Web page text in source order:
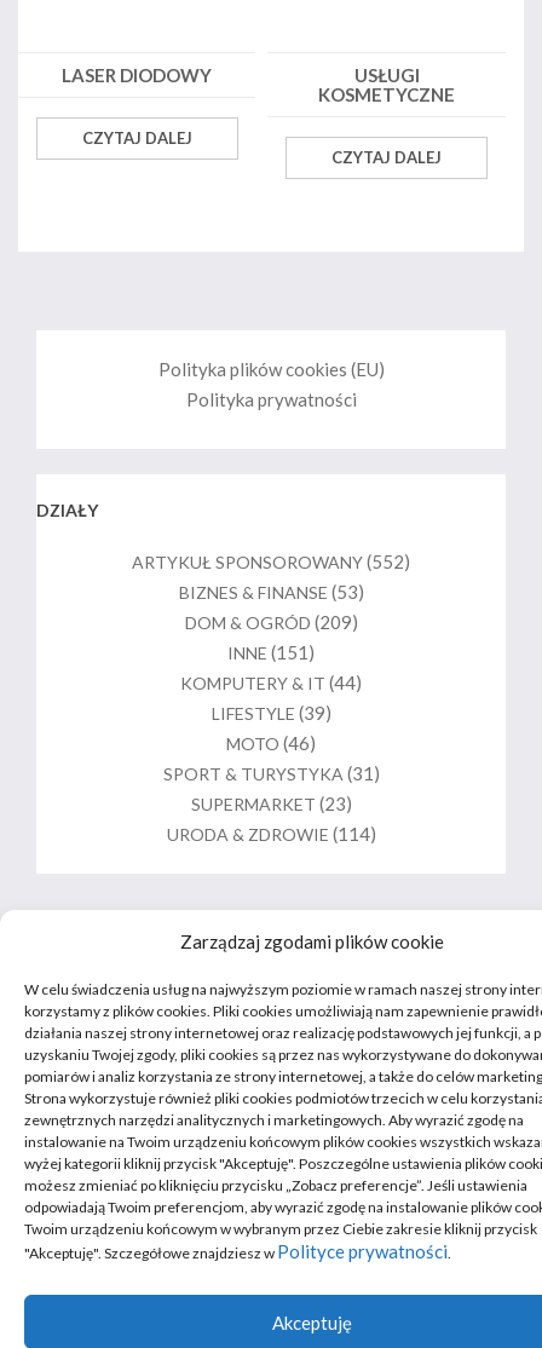
Zarządzaj zgodami plików cookie
W celu świadczenia usług na najwyższym poziomie w ramach naszej strony
korzystamy z plików cookies. Pliki cookies umożliwiają nam zapewnienie
działania naszej strony internetowej oraz realizację podstawowych jej funkcji, a
uzyskaniu Twojej zgody, pliki cookies są przez nas wykorzystywane do
pomiarów i analiz korzystania ze strony internetowej, a także do celów
Strona wykorzystuje również pliki cookies podmiotów trzecich w celu
zewnętrznych narzędzi analitycznych i marketingowych. Aby wyrazić zgodę na
instalowanie na Twoim urządzeniu końcowym plików cookies wszystkich
wyżej kategorii kliknij przycisk "Akceptuję". Poszczególne ustawienia plików
możesz zmieniać po kliknięciu przycisku „Zobacz preferencje”. Jeśli ustawienia
odpowiadają Twoim preferencjom, aby wyrazić zgodę na instalowanie plików
Twoim urządzeniu końcowym w wybranym przez Ciebie zakresie kliknij przycisk
"Akceptuję". Szczegółowe znajdziesz w Polityce prywatności.
Akceptuję
LASER DIODOWY
CZYTAJ DALEJ
USŁUGI
KOSMETYCZNE
CZYTAJ DALEJ
Polityka plików cookies (EU)
Polityka prywatności
DZIAŁY
ARTYKUŁ SPONSOROWANY(552)
BIZNES & FINANSE (53)
DOM & OGRÓD (209)
INNE (151)
KOMPUTERY & IT (44)
LIFESTYLE (39)
MOTO (46)
SPORT & TURYSTYKA (31)
SUPERMARKET (23)
URODA & ZDROWIE (114)
phoeniixx